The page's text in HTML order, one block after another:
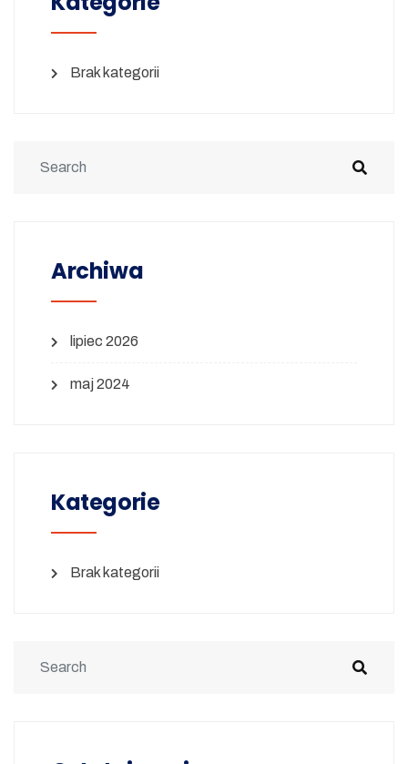
Brak kategorii
Archiwa
lipiec 2026
maj 2024
Kategorie
Brak kategorii